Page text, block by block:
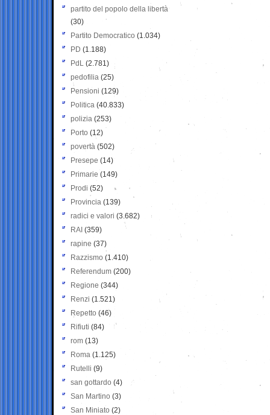
partito del popolo della libertà
(30)
Partito Democratico (1.034)
PD (1.188)
PdL (2.781)
pedofilia (25)
Pensioni (129)
Politica (40.833)
polizia (253)
Porto (12)
povertà (502)
Presepe (14)
Primarie (149)
Prodi (52)
Provincia (139)
radici e valori (3.682)
RAI (359)
rapine (37)
Razzismo (1.410)
Referendum (200)
Regione (344)
Renzi (1.521)
Repetto (46)
Rifiuti (84)
rom (13)
Roma (1.125)
Rutelli (9)
san gottardo (4)
San Martino (3)
San Miniato (2)